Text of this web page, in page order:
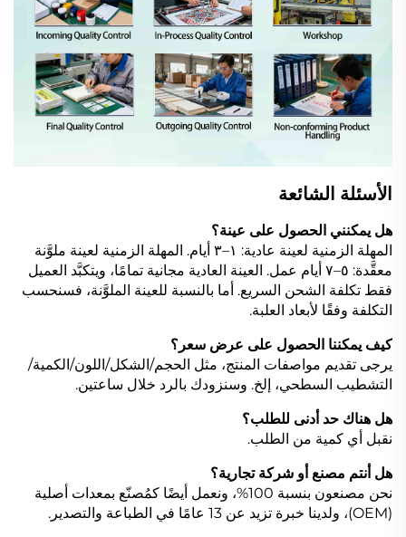
الأسئلة الشائعة
هل يمكنني الحصول على عينة؟
المهلة الزمنية لعينة عادية: ١–٣ أيام. المهلة الزمنية لعينة ملوَّنة
معقَّدة: ٥–٧ أيام عمل. العينة العادية مجانية تمامًا، ويتكبَّد العميل
فقط تكلفة الشحن السريع. أما بالنسبة للعينة الملوَّنة، فسنحسب
التكلفة وفقًا لأبعاد العلبة.
كيف يمكننا الحصول على عرض سعر؟
يرجى تقديم مواصفات المنتج، مثل الحجم/الشكل/اللون/الكمية/
التشطيب السطحي، إلخ. وسنزودك بالرد خلال ساعتين.
هل هناك حد أدنى للطلب؟
نقبل أي كمية من الطلب.
هل أنتم مصنع أو شركة تجارية؟
نحن مصنعون بنسبة 100%، ونعمل أيضًا كمُصنّع بمعدات أصلية
(OEM)، ولدينا خبرة تزيد عن 13 عامًا في الطباعة والتصدير.